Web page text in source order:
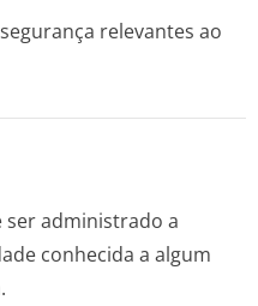
relevantes ao
ser administrado a
conhecida a algum